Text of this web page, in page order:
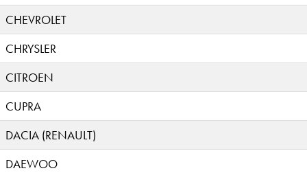
CHEVROLET
CHRYSLER
CITROEN
CUPRA
DACIA (RENAULT)
DAEWOO